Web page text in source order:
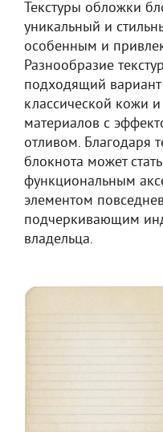
Текстуры обложки
уникальный и
особенным и
Разнообразие
подходящий
классической кожи
материалов с
отливом. Благодаря
блокнота может
функциональным
элементом
подчеркивающим
владельца.